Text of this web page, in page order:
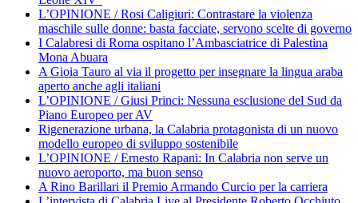
L’OPINIONE / Rosi Caligiuri: Contrastare la violenza
maschile sulle donne: basta facciate, servono scelte di governo
I Calabresi di Roma ospitano l’Ambasciatrice di Palestina
Mona Abuara
A Gioia Tauro al via il progetto per insegnare la lingua araba
aperto anche agli italiani
L’OPINIONE / Giusi Princi: Nessuna esclusione del Sud da
Piano Europeo per AV
Rigenerazione urbana, la Calabria protagonista di un nuovo
modello europeo di sviluppo sostenibile
L’OPINIONE / Ernesto Rapani: In Calabria non serve un
nuovo aeroporto, ma buon senso
A Rino Barillari il Premio Armando Curcio per la carriera